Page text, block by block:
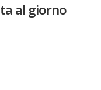
al giorno